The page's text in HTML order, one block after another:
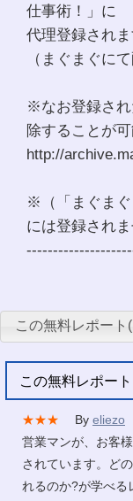
仕事術！」に
代理登録されま
（まぐまぐに
※なお登録され
除することが可
http://
※（「まぐまぐ
には登録されま
この無料レポート
この無料レポー
★★★ By eliezo
営業マンが、お客
されています。ど
れるのか?が学べる